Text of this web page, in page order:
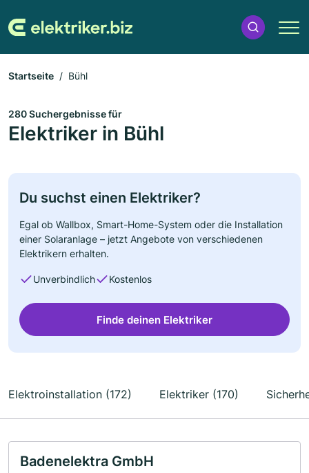
Startseite Bühl
280 Suchergebnisse für
Elektriker in Bühl
Du suchst einen Elektriker?
Egal ob Wallbox, Smart-Home-System oder die Installation
einer Solaranlage – jetzt Angebote von verschiedenen
Elektrikern erhalten.
Unverbindlich Kostenlos
Finde deinen Elektriker
Elektroinstallation (172) Elektriker (170)
Badenelektra GmbH